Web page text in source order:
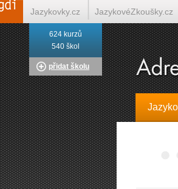
624 kurzů
540 škol
přidat školu
Jazykovky.cz JazykovéZkoušky.cz
Italština on-line Tlumočení-